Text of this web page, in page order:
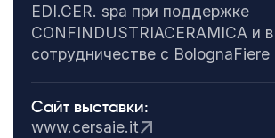
EDI.CER. spa при поддержке
CONFINDUSTRIACERAMICA и в
сотрудничестве с BolognaFiere
Сайт выставки:
www.cersaie.it